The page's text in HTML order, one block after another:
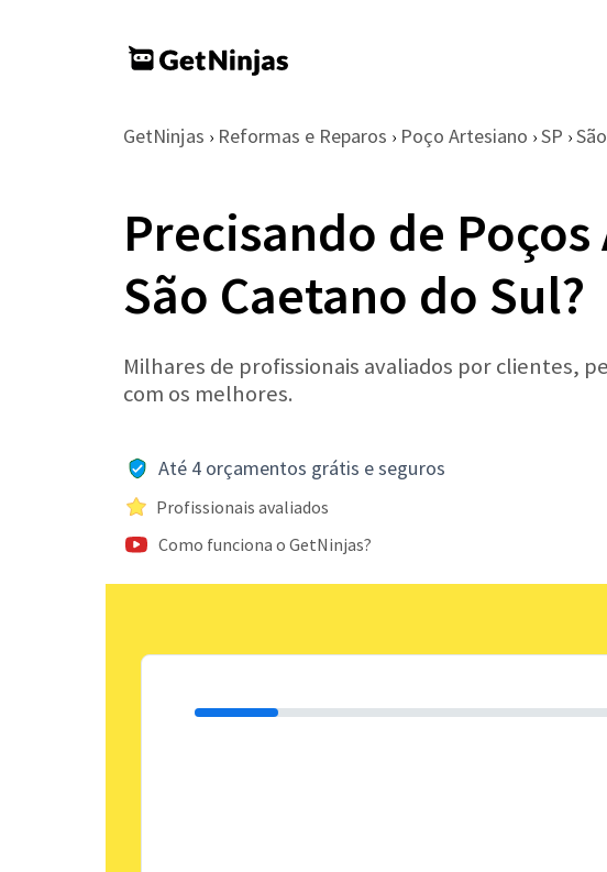
GetNinjas › Reformas e Reparos › Poço Artesiano › SP ›
Precisando de
São Caetano do Sul?
Milhares de profissionais avaliados por clientes,
com os melhores.
Até 4 orçamentos grátis e seguros
Profissionais avaliados
Como funciona o GetNinjas?